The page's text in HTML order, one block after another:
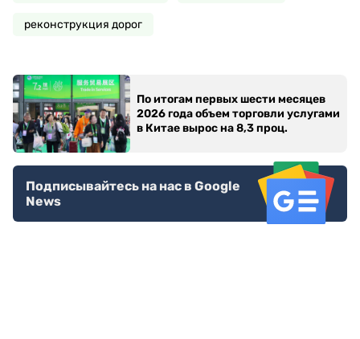
реконструкция дорог
По итогам первых шести месяцев
2026 года объем торговли услугами
в Китае вырос на 8,3 проц.
Подписывайтесь на нас в Google
News